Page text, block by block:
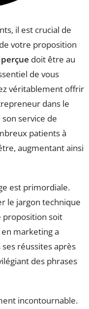
il est crucial de
votre proposition
doit être au
de vous
véritablement offrir
dans le
service de
patients à
augmentant ainsi
est primordiale.
le jargon technique
soit
marketing a
réussites après
des phrases
incontournable.